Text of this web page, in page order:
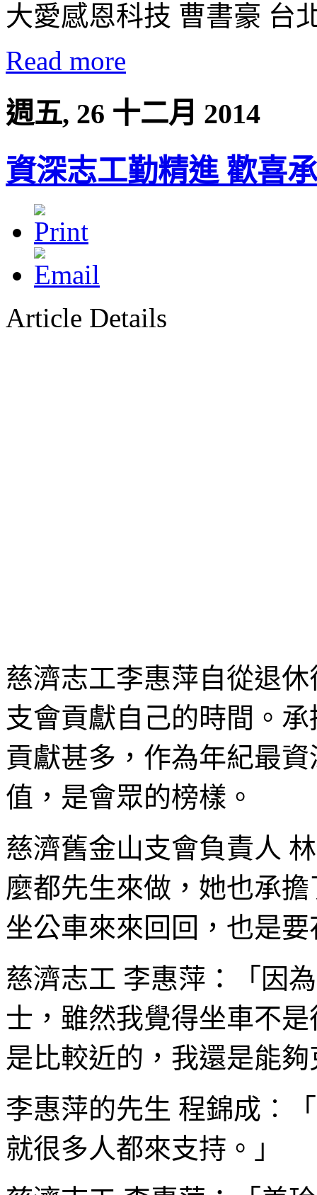
大愛感恩科技 曹書豪 台
Read more
週五, 26 十二月 2014
資深志工勤精進 歡喜
Article Details
慈濟志工李惠萍自從退
支會貢獻自己的時間。
貢獻甚多，作為年紀最
值，是會眾的榜樣。
慈濟舊金山支會負責人
麼都先生來做，她也承
坐公車來來回回，也是
慈濟志工 李惠萍：「因
士，雖然我覺得坐車不
是比較近的，我還是能
李惠萍的先生 程錦成︰
就很多人都來支持。」